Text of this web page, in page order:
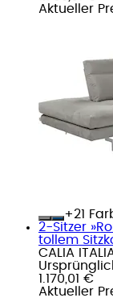
Aktueller
+
2-Sitzer
tollem
CALIA
1.170,01 €
Aktueller